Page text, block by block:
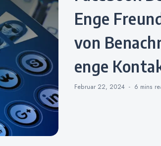
Enge
von
enge
Februar 22, 2024 6 mins